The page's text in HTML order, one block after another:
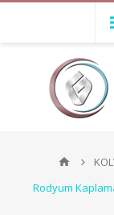
Rodyum